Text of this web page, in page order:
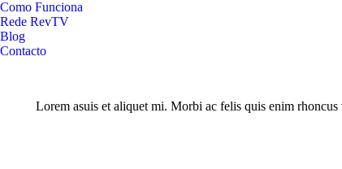
Como Funciona
Rede RevTV
Blog
Contacto
Lorem asuis et aliquet mi. Morbi ac felis quis enim